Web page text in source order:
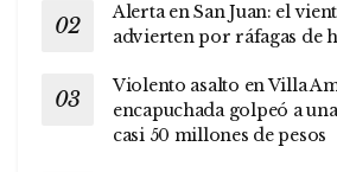
Alerta en San Juan: el
advierten por ráfagas de
Violento asalto en Villa
encapuchada golpeó a
casi 50 millones de pesos